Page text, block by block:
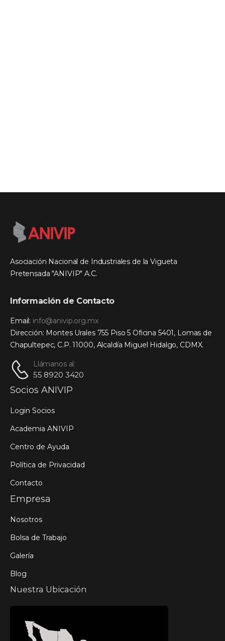
Asociación Nacional de Industriales de la Vigueta
Pretensada "ANIVIP" A.C.
Información de Contacto
Email: info@anivip.org.mx
Dirección: Montes Urales 755 Piso 5 Oficina 5401, Lomas de
Chapultepec, C.P. 11000, Alcaldía Miguel Hidalgo, CDMX.
Llámanos al:
55 8920 3420
Socios ANIVIP
Login Socios
Academia ANIVIP
Centro de Ayuda
Política de Privacidad
Contacto
Empresa
Nosotros
Bolsa de Trabajo
Galería
Blog
Nuestra Ubicación